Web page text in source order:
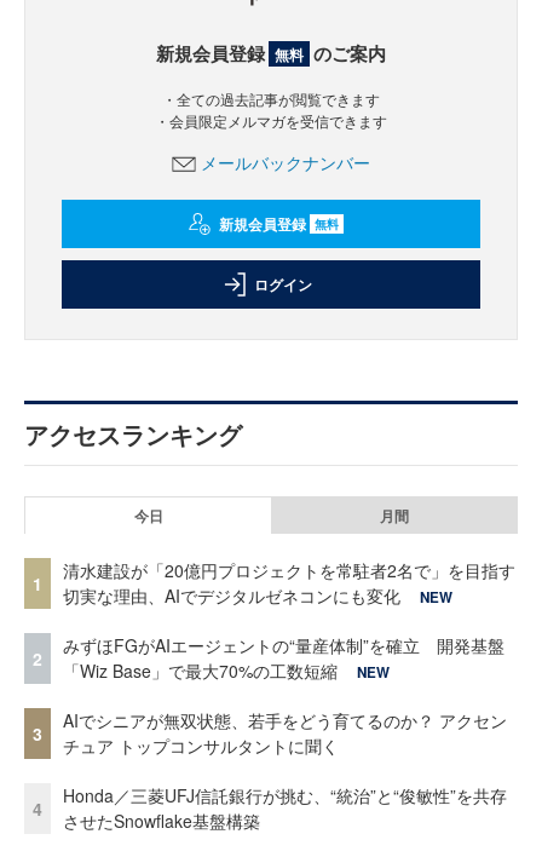
新規会員登録 無料 のご案内
・全ての過去記事が閲覧できます
・会員限定メルマガを受信できます
メールバックナンバー
新規会員登録 無料
ログイン
アクセスランキング
今日 月間
1
清水建設が「20億円プロジェクトを常駐者2名で」を目指す
切実な理由、AIでデジタルゼネコンにも変化
NEW
2
みずほFGがAIエージェントの“量産体制”を確立 開発基盤
「Wiz Base」で最大70%の工数短縮
NEW
3
AIでシニアが無双状態、若手をどう育てるのか？ アクセン
チュア トップコンサルタントに聞く
4
Honda／三菱UFJ信託銀行が挑む、“統治”と“俊敏性”を共存
させたSnowflake基盤構築